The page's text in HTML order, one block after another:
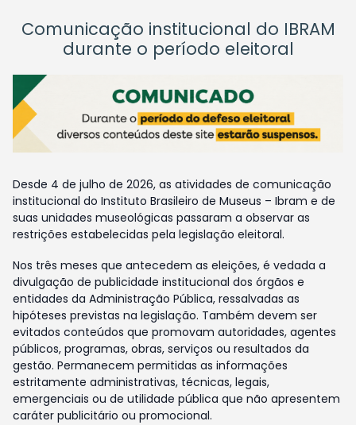
Comunicação institucional do IBRAM
durante o período eleitoral
Desde 4 de julho de 2026, as atividades de comunicação
institucional do Instituto Brasileiro de Museus – Ibram e de
suas unidades museológicas passaram a observar as
restrições estabelecidas pela legislação eleitoral.
Nos três meses que antecedem as eleições, é vedada a
divulgação de publicidade institucional dos órgãos e
entidades da Administração Pública, ressalvadas as
hipóteses previstas na legislação. Também devem ser
evitados conteúdos que promovam autoridades, agentes
públicos, programas, obras, serviços ou resultados da
gestão. Permanecem permitidas as informações
estritamente administrativas, técnicas, legais,
emergenciais ou de utilidade pública que não apresentem
caráter publicitário ou promocional.